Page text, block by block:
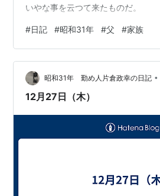
いやな事を云つて来たものだ。
#日記 #昭和31年 #父 #家族
昭和31年 勤め人片倉政幸の日記 •
12月27日（木）